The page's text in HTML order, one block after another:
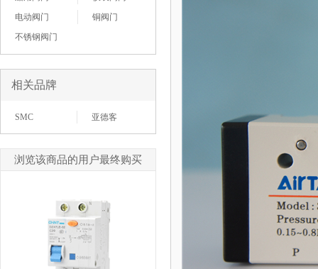
电动阀门
铜阀门
不锈钢阀门
相关品牌
SMC 亚德客
浏览该商品的用户最终购买